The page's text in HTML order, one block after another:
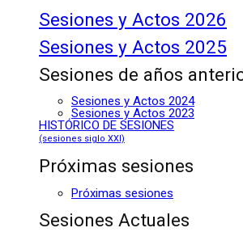
Sesiones y Actos 2026
Sesiones y Actos 2025
Sesiones de años
Sesiones y Actos 2024
Sesiones y Actos 2023
HISTÓRICO DE SESIONES
(sesiones siglo XXI)
Próximas sesiones
Próximas sesiones
Sesiones Actuales